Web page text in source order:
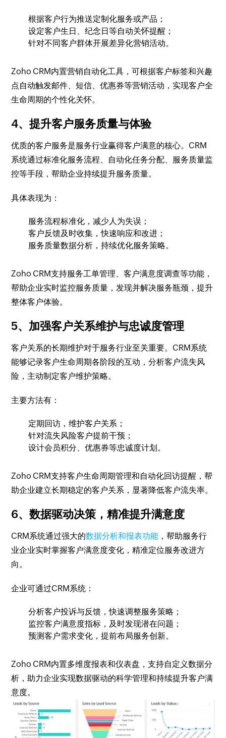
根据客户行为推送定制化服务或产品；
设定客户生日、纪念日等自动关怀提醒；
针对不同客户群体开展差异化营销活动。
Zoho CRM内置营销自动化工具，可根据客户标签和兴趣
点自动触发邮件、短信、优惠券等营销活动，实现客户全
生命周期的个性化关怀。
4、提升客户服务质量与体验
优质的客户服务是服务行业赢得客户满意的核心。CRM
系统通过标准化服务流程、自动化任务分配、服务质量监
控等手段，帮助企业持续提升服务质量。
具体表现为：
服务流程标准化，减少人为失误；
客户反馈及时收集，快速响应和改进；
服务质量数据分析，持续优化服务策略。
Zoho CRM支持服务工单管理、客户满意度调查等功能，
帮助企业实时监控服务质量，发现并解决服务瓶颈，提升
整体客户体验。
5、加强客户关系维护与忠诚度管理
客户关系的长期维护对于服务行业至关重要。CRM系统
能够记录客户生命周期各阶段的互动，分析客户流失风
险，主动制定客户维护策略。
主要方法有：
定期回访，维护客户关系；
针对流失风险客户提前干预；
设计会员积分、优惠券等忠诚度计划。
Zoho CRM支持客户生命周期管理和自动化回访提醒，帮
助企业建立长期稳定的客户关系，显著降低客户流失率。
6、数据驱动决策，精准提升满意度
CRM系统通过强大的数据分析和报表功能 ，帮助服务行
业企业实时掌握客户满意度变化，精准定位服务改进方
向。
企业可通过CRM系统：
分析客户投诉与反馈，快速调整服务策略；
监控客户满意度指标，及时发现潜在问题；
预测客户需求变化，提前布局服务创新。
Zoho CRM内置多维度报表和仪表盘，支持自定义数据分
析，助力企业实现数据驱动的科学管理和持续提升客户满
意度。